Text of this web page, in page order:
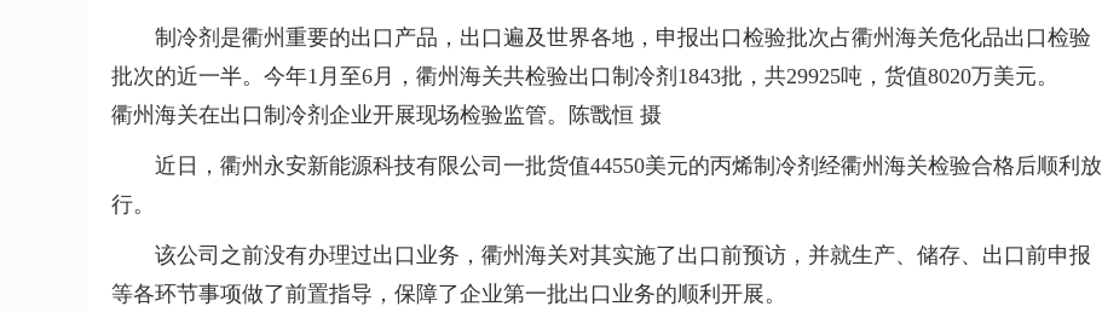
制冷剂是衢州重要的出口产品，出口遍及世界各地，申报出口检验批次占衢州海关危化品出口检验
批次的近一半。今年1月至6月，衢州海关共检验出口制冷剂1843批，共29925吨，货值8020万美元。
衢州海关在出口制冷剂企业开展现场检验监管。陈戬恒 摄
近日，衢州永安新能源科技有限公司一批货值44550美元的丙烯制冷剂经衢州海关检验合格后顺利放
行。
该公司之前没有办理过出口业务，衢州海关对其实施了出口前预访，并就生产、储存、出口前申报
等各环节事项做了前置指导，保障了企业第一批出口业务的顺利开展。